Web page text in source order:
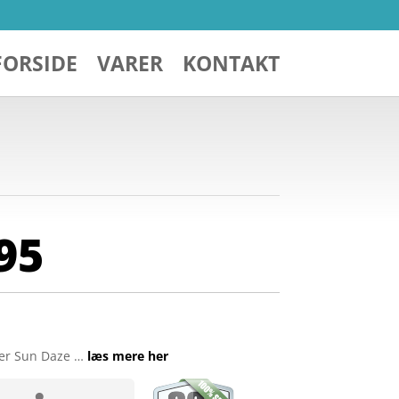
VARER KONTAKT
Sun Daze … læs mere her